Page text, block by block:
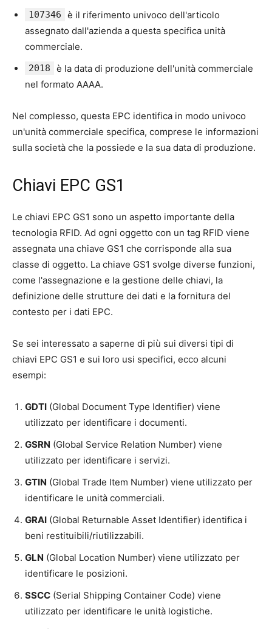
107346
è il riferimento univoco dell'articolo
assegnato dall'azienda a questa specifica unità
commerciale.
2018
è la data di produzione dell'unità commerciale
nel formato AAAA.
Nel complesso, questa EPC identifica in modo univoco
un'unità commerciale specifica, comprese le informazioni
sulla società che la possiede e la sua data di produzione.
Chiavi EPC GS1
Le chiavi EPC GS1 sono un aspetto importante della
tecnologia RFID. Ad ogni oggetto con un tag RFID viene
assegnata una chiave GS1 che corrisponde alla sua
classe di oggetto. La chiave GS1 svolge diverse funzioni,
come l'assegnazione e la gestione delle chiavi, la
definizione delle strutture dei dati e la fornitura del
contesto per i dati EPC.
Se sei interessato a saperne di più sui diversi tipi di
chiavi EPC GS1 e sui loro usi specifici, ecco alcuni
esempi:
GDTI (Global Document Type Identifier) viene
utilizzato per identificare i documenti.
GSRN (Global Service Relation Number) viene
utilizzato per identificare i servizi.
GTIN (Global Trade Item Number) viene utilizzato per
identificare le unità commerciali.
GRAI (Global Returnable Asset Identifier) identifica i
beni restituibili/riutilizzabili.
GLN (Global Location Number) viene utilizzato per
identificare le posizioni.
SSCC (Serial Shipping Container Code) viene
utilizzato per identificare le unità logistiche.